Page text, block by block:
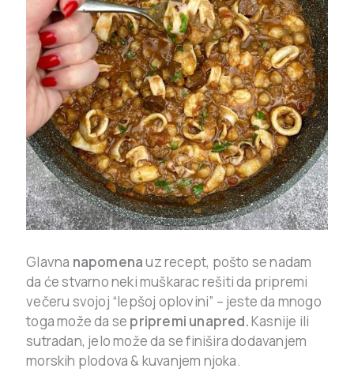
Glavna napomenauz recept, pošto se nadam
da će stvarno neki muškarac rešiti da pripremi
večeru svojoj “lepšoj oplovini” – jeste da mnogo
toga može da se pripremi unapred.Kasnije ili
sutradan, jelo može da se finišira dodavanjem
morskih plodova & kuvanjem njoka.